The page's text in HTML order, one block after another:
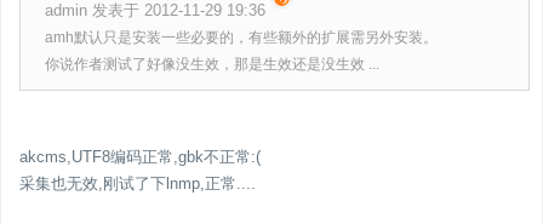
admin 发表于 2012-11-29 19:36
amh默认只是安装一些必要的，有些额外的扩展需另外安装。
你说作者测试了好像没生效，那是生效还是没生效 ...
akcms,UTF8编码正常,gbk不正常:(
采集也无效,刚试了下lnmp,正常....